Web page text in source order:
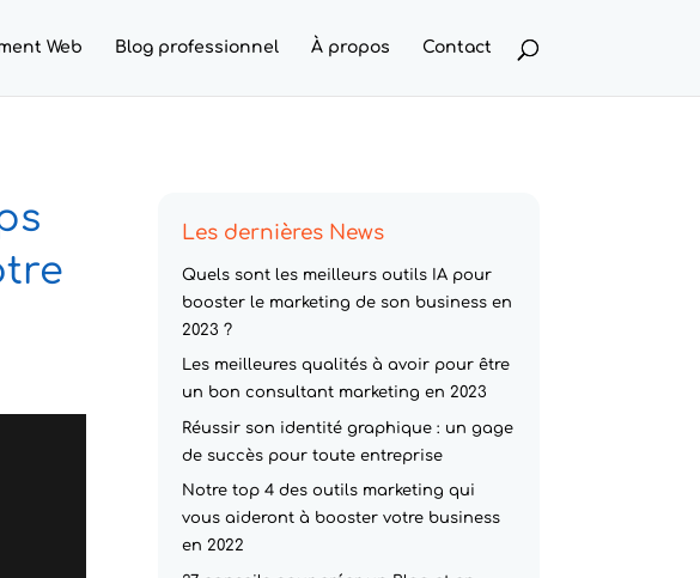
Web Blog professionnel À propos Contact
Les dernières News
Quels sont les meilleurs outils IA pour
booster le marketing de son business en
2023 ?
Les meilleures qualités à avoir pour être
un bon consultant marketing en 2023
Réussir son identité graphique : un gage
de succès pour toute entreprise
Notre top 4 des outils marketing qui
vous aideront à booster votre business
en 2022